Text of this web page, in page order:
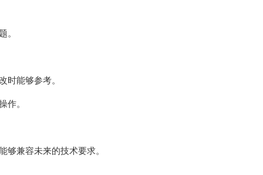
。
时能够参考。
作。
够兼容未来的技术要求。